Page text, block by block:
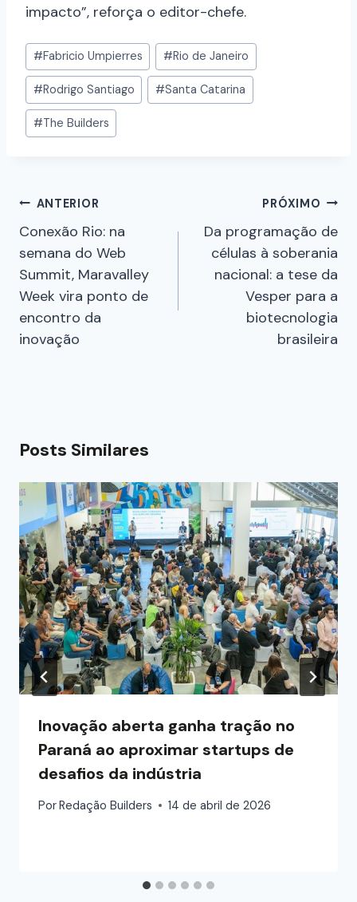
impacto”, reforça o editor-chefe.
#Fabricio Umpierres #Rio de Janeiro
#Rodrigo Santiago #Santa Catarina
#The Builders
ANTERIOR
Conexão Rio: na
semana do Web
Summit, Maravalley
Week vira ponto de
encontro da
inovação
PRÓXIMO
Da programação de
células à soberania
nacional: a tese da
Vesper para a
biotecnologia
brasileira
Posts Similares
Inovação aberta ganha tração no
Paraná ao aproximar startups de
desafios da indústria
PorRedação Builders 14 de abril de 2026